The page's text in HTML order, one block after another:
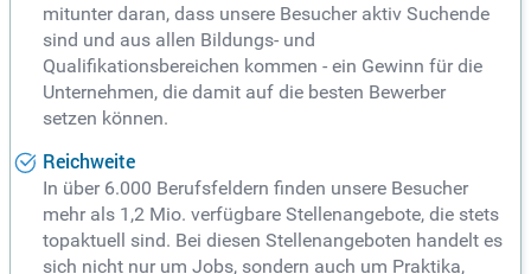
mitunter daran, dass unsere Besucher aktiv Suchende
sind und aus allen Bildungs- und
Qualifikationsbereichen kommen - ein Gewinn für die
Unternehmen, die damit auf die besten Bewerber
setzen können.
Reichweite
In über 6.000 Berufsfeldern finden unsere Besucher
mehr als 1,2 Mio. verfügbare Stellenangebote, die stets
topaktuell sind. Bei diesen Stellenangeboten handelt es
sich nicht nur um Jobs, sondern auch um Praktika,